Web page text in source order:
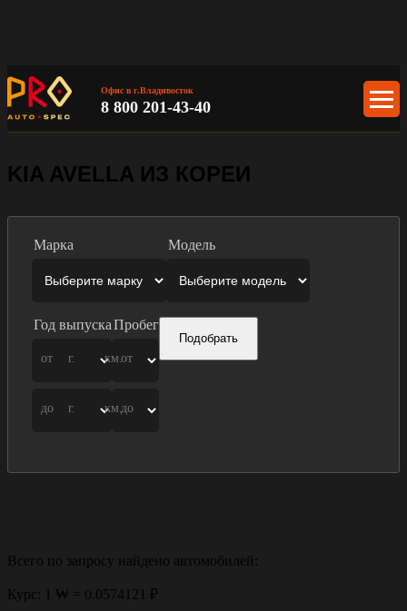
Офис в г.Владивосток
8 800 201-43-40
KIA AVELLA ИЗ КОРЕИ
Марка Модель
Год выпуска
от г.
до г.
Пробег
от
км.
до
км.
Подобрать
Всего по запросу найдено автомобилей:
Курс: 1 ₩ = 0.0574121 ₽